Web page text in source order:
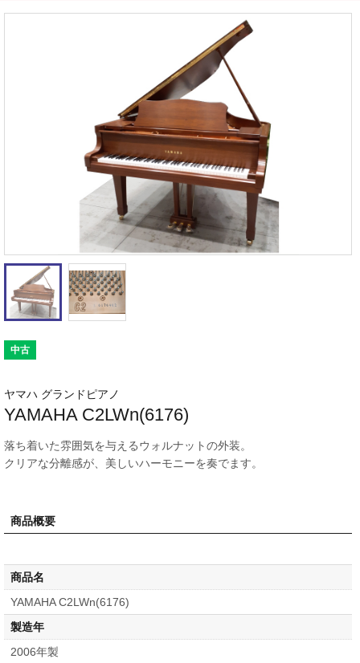
中古
ヤマハ グランドピアノ
YAMAHA C2LWn(6176)
落ち着いた雰囲気を与えるウォルナットの外装。
クリアな分離感が、美しいハーモニーを奏でます。
商品概要
商品名
YAMAHA C2LWn(6176)
製造年
2006年製